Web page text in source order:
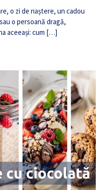
o zi de naștere, un cadou
o persoană dragă,
aceeași: cum […]